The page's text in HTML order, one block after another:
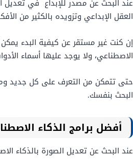
عند البحث عن مصدر للإبداع في تعديل
العقل الإبداعي وتزويده بالكثير من
الاصطناعي، ولا يوجد عليها أسماء
حتى تتمكن من التعرف على كل جديد
البحث بنفسك.
أفضل برامج الذكاء
عند البحث عن تعديل الصورة بالذكاء